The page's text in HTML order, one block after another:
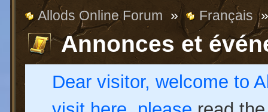
Allods Online Forum » Français »
Annonces et
Dear visitor, welcome to